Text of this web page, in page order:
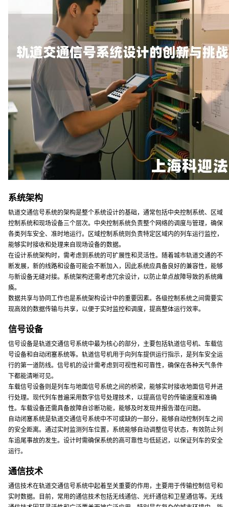
系统架构
轨道交通信号系统的架构是整个系统设计的基础，通常包括中央控制系统、区域
控制系统和现场设备三个层次。中央控制系统负责整个网络的调度与管理，确保
各类列车安全、准时地运行。区域控制系统则负责特定区域内的列车运行监控，
能够实时接收和处理来自现场设备的数据。
在设计系统架构时，需考虑到系统的可扩展性和灵活性。随着城市轨道交通的不
断发展，新的线路和设备可能会不断加入，因此系统应具备良好的兼容性，能够
与新设备无缝对接。系统架构还需考虑冗余设计，以防止单点故障导致的系统瘫
痪。
数据共享与协同工作也是系统架构设计中的重要因素。各级控制系统之间需要实
现高效的数据传输与共享，以便于实时监控和调度，提高整体运行效率。
信号设备
信号设备是轨道交通信号系统中最为核心的部分，主要包括轨道信号机、车载信
号设备和自动闭塞系统等。轨道信号机用于向列车提供运行指示，是列车安全运
行的第一道防线。信号机的设计需考虑到可视性和可靠性，确保在各种天气条件
下都能清晰可见。
车载信号设备则是列车与地面信号系统之间的桥梁，能够实时接收地面信号并进
行处理。现代列车普遍采用数字信号处理技术，以提高信号的传输速度和准确
性。车载设备还需具备故障自诊断功能，能够及时发现并报告潜在问题。
自动闭塞系统是轨道交通信号系统中不可或缺的一部分，能够自动控制列车之间
的安全距离。通过实时监测列车位置，系统能够自动调整信号状态，有效防止列
车追尾事故的发生。设计时需确保系统的高可靠性与低延迟，以保证列车的安全
运行。
通信技术
通信技术在轨道交通信号系统中起着至关重要的作用，主要用于传输控制信号和
实时数据。目前，常用的通信技术包括无线通信、光纤通信和卫星通信等。无线